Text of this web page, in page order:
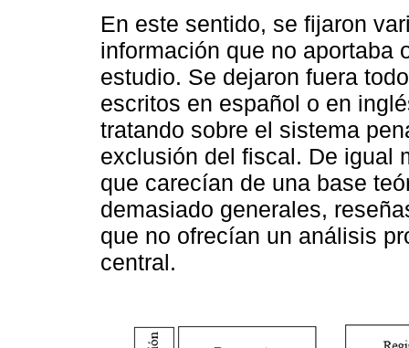
En este sentido, se fijaron
información que no aportaba
estudio. Se dejaron fuera
escritos en español o en
tratando sobre el sistema
exclusión del fiscal. De igual
que carecían de una base
demasiado generales,
que no ofrecían un análisis
central.